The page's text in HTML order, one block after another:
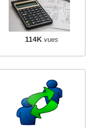
114K vues